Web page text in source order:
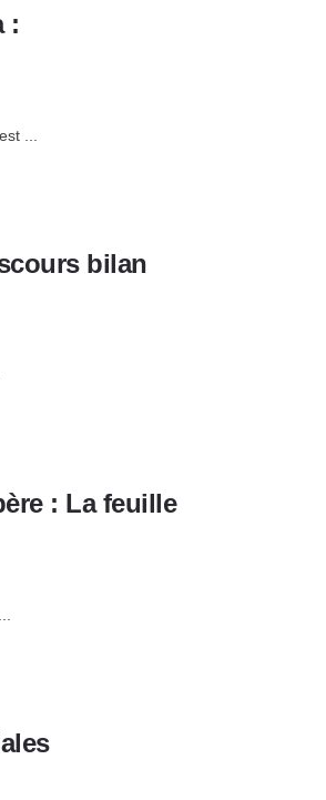
:
...
bilan
: La feuille